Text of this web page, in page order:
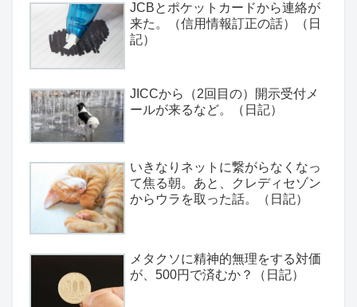
JCBとポケットカードから連絡が
来た。（信用情報訂正の話）（日
記）
JICCから（2回目の）開示受付メ
ールが来るなど。（日記）
いきなりネットに繋がらなくなっ
て焦る朝。あと、クレディセゾン
からウラを取った話。（日記）
メタクソに精神的無理をする対価
が、500円で済むか？（日記）